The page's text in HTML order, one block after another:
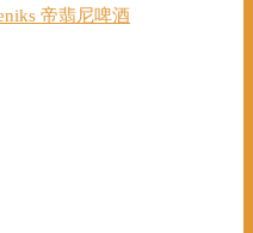
帝翡尼啤酒